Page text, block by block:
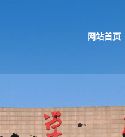
网站首页